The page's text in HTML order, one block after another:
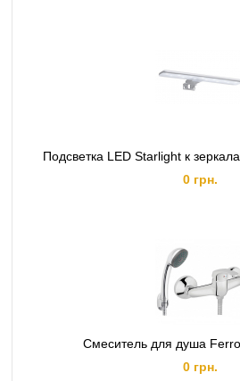
Подсветка LED Starlight к
0 грн.
Смеситель для душа
0 грн.